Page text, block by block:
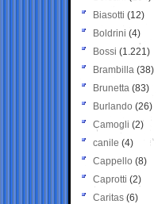
Biasotti (12)
Boldrini (4)
Bossi (1.221)
Brambilla (38)
Brunetta (83)
Burlando (26)
Camogli (2)
canile (4)
Cappello (8)
Caprotti (2)
Caritas (6)